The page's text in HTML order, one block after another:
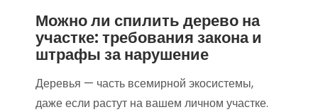
Можно ли спилить дерево на
участке: требования закона и
штрафы за нарушение
Деревья — часть всемирной экосистемы,
даже если растут на вашем личном участке.